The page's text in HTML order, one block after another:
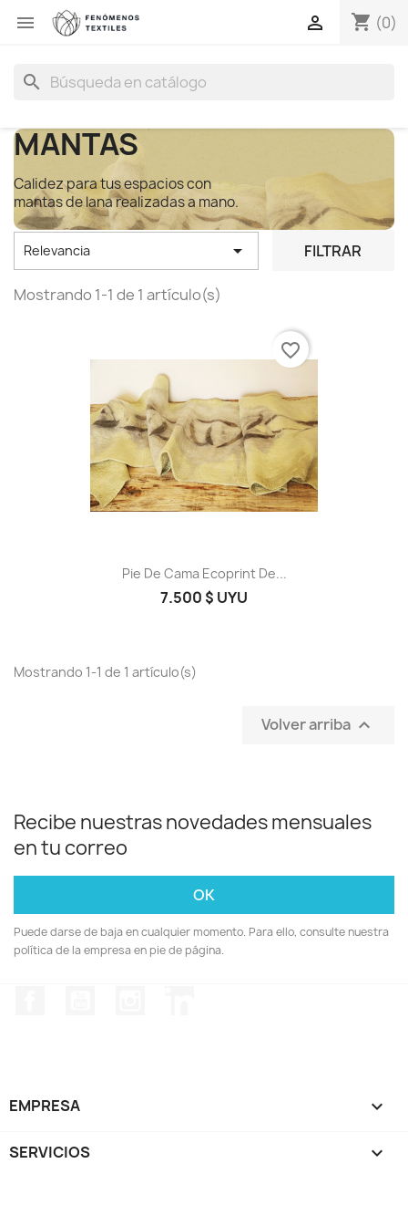
 shopping_cart (0)

search
MANTAS
Calidez para tus espacios con
mantas de lana realizadas a mano.
Relevancia  FILTRAR
Mostrando 1-1 de 1 artículo(s)
Pie De Cama Ecoprint De...
7.500 $ UYU
favorite_border
Mostrando 1-1 de 1 artículo(s)
Volver arriba 
Recibe nuestras novedades mensuales
en tu correo
Puede darse de baja en cualquier momento. Para ello, consulte nuestra
política de la empresa en pie de página.
EMPRESA 
SERVICIOS 